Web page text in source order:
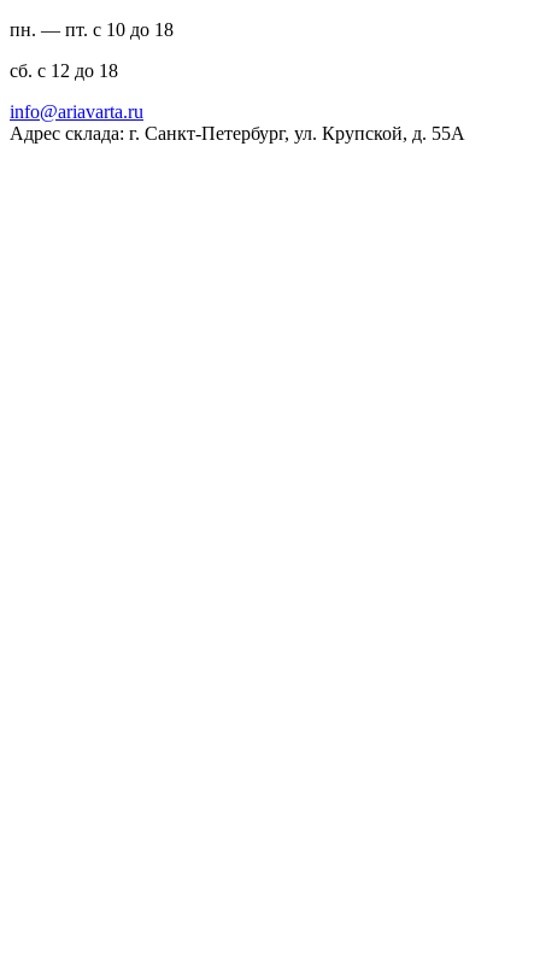
пн. — пт. с 10 до 18
сб. с 12 до 18
ur.atravaira@ofni
Адрес склада: г. Санкт-Петербург, ул. Крупской, д. 55А